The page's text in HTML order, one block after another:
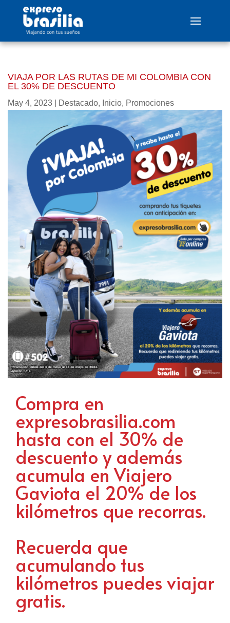
VIAJA POR LAS RUTAS DE MI COLOMBIA CON
EL 30% DE DESCUENTO
May 4, 2023 Destacado, Inicio, Promociones
Compra en
expresobrasilia.com
hasta con el 30% de
descuento y además
acumula en Viajero
Gaviota el 20% de los
kilómetros que recorras.
Recuerda que
acumulando tus
kilómetros puedes viajar
gratis.